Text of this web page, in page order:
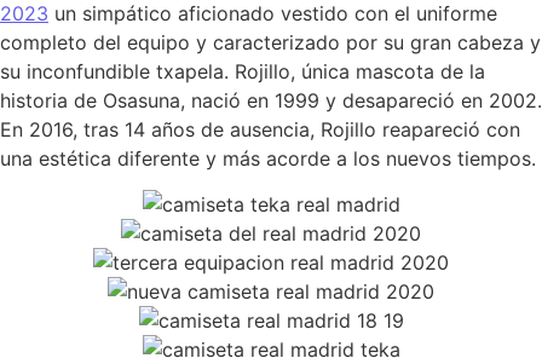
2023 un simpático aficionado vestido con el uniforme
completo del equipo y caracterizado por su gran cabeza y
su inconfundible txapela. Rojillo, única mascota de la
historia de Osasuna, nació en 1999 y desapareció en 2002.
En 2016, tras 14 años de ausencia, Rojillo reapareció con
una estética diferente y más acorde a los nuevos tiempos.